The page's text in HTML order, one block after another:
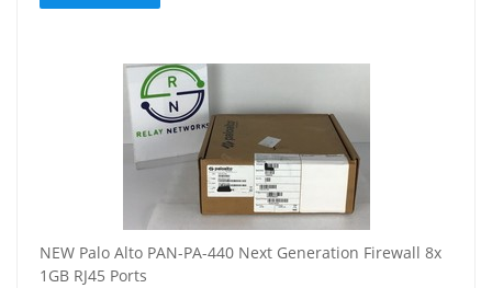
NEW Palo Alto PAN-PA-440 Next Generation Firewall 8x
1GB RJ45 Ports